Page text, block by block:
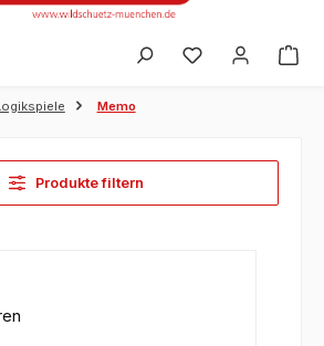
Du hast 0
Memo
Produkte filtern